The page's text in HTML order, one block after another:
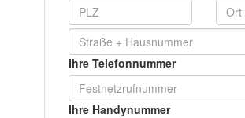
Ihre Telefonnummer
Ihre Handynummer